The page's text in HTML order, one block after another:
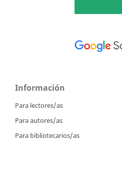
Información
Para lectores/as
Para autores/as
Para bibliotecarios/as